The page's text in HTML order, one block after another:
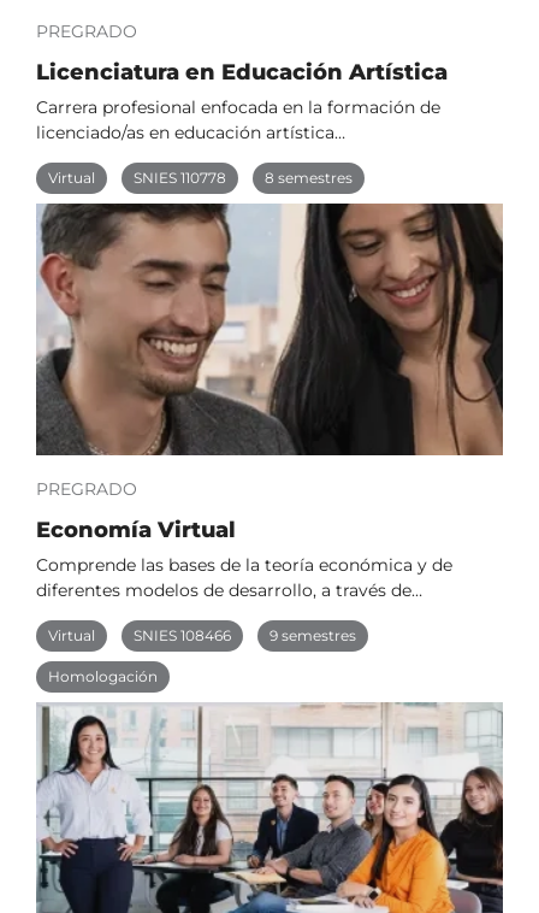
PREGRADO
Licenciatura en Educación Artística
Carrera profesional enfocada en la formación de
licenciado/as en educación artística…
Virtual SNIES 110778 8 semestres
PREGRADO
Economía Virtual
Comprende las bases de la teoría económica y de
diferentes modelos de desarrollo, a través de…
Virtual SNIES 108466 9 semestres
Homologación